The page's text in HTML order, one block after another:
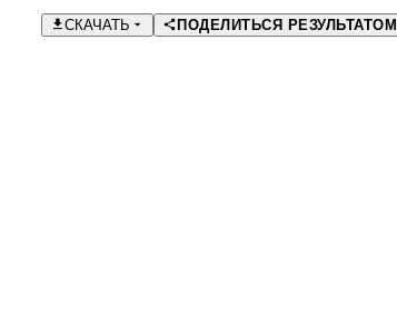
СКАЧАТЬ ПОДЕЛИТЬСЯ РЕЗУЛЬТАТОМ